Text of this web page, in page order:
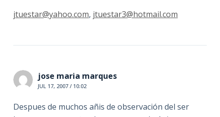
jtuestar@yahoo.com, jtuestar3@hotmail.com
jose maria marques
JUL 17, 2007 / 10:02
Despues de muchos añis de observación del ser